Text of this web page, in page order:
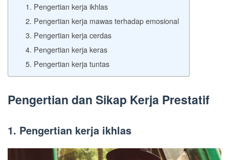
1. Pengertian kerja ikhlas
2. Pengertian kerja mawas terhadap emosional
3. Pengertian kerja cerdas
4. Pengertian kerja keras
5. Pengertian kerja tuntas
Pengertian dan Sikap Kerja Prestatif
1. Pengertian kerja ikhlas